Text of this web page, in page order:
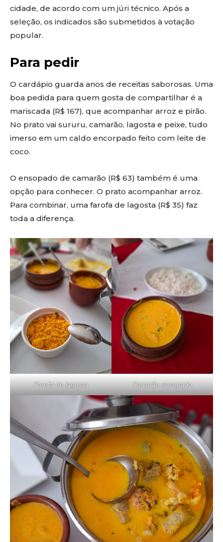
cidade, de acordo com um júri técnico. Após a
seleção, os indicados são submetidos à votação
popular.
Para pedir
O cardápio guarda anos de receitas saborosas. Uma
boa pedida para quem gosta de compartilhar é a
mariscada (R$ 167), que acompanhar arroz e pirão.
No prato vai sururu, camarão, lagosta e peixe, tudo
imerso em um caldo encorpado feito com leite de
coco.
O ensopado de camarão (R$ 63) também é uma
opção para conhecer. O prato acompanhar arroz.
Para combinar, uma farofa de lagosta (R$ 35) faz
toda a diferença.
Farofa de lagosta Camarão ensopado